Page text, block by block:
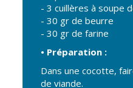
Gare de Vierzon
Travaux
Refuge canin
Marchés
- 3 cuillères à soupe
- 30 gr de beurre
- 30 gr de farine
• Préparation :
Dans une cocotte,
de viande.